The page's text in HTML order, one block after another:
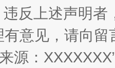
违反上述声明
意见，请向
源：